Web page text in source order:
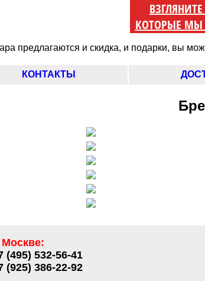
КОТОРЫЕ МЫ
предлагаются и скидка, и подарки, вы
КОНТАКТЫ
(495) 532-56-41
(925) 386-22-92